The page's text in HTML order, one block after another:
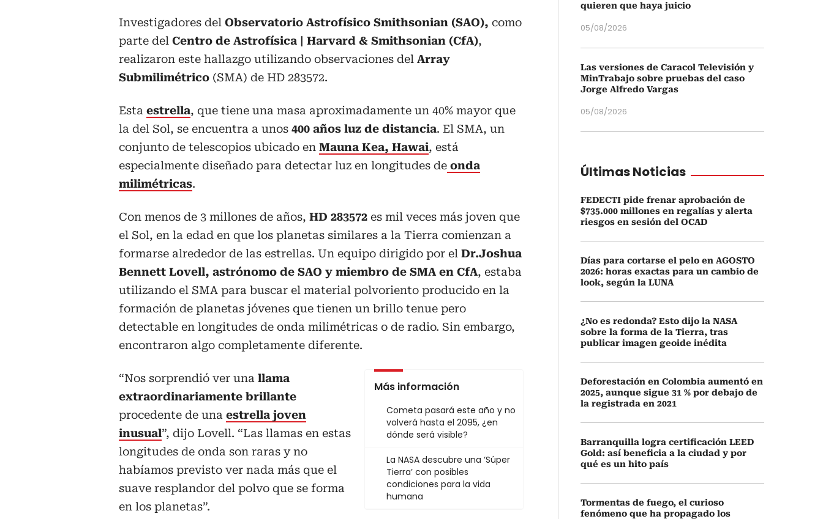
Investigadores del Observatorio Astrofísico Smithsonian (SAO), como
parte del Centro de Astrofísica | Harvard & Smithsonian (CfA),
realizaron este hallazgo utilizando observaciones del Array
Submilimétrico (SMA) de HD 283572.
Esta estrella, que tiene una masa aproximadamente un 40% mayor que
la del Sol, se encuentra a unos 400 años luz de distancia. El SMA, un
conjunto de telescopios ubicado en Mauna Kea, Hawai, está
especialmente diseñado para detectar luz en longitudes de onda
milimétricas.
Con menos de 3 millones de años, HD 283572 es mil veces más joven que
el Sol, en la edad en que los planetas similares a la Tierra comienzan a
formarse alrededor de las estrellas. Un equipo dirigido por el Dr.Joshua
Bennett Lovell, astrónomo de SAO y miembro de SMA en CfA, estaba
utilizando el SMA para buscar el material polvoriento producido en la
formación de planetas jóvenes que tienen un brillo tenue pero
detectable en longitudes de onda milimétricas o de radio. Sin embargo,
encontraron algo completamente diferente.
Más información
Cometa pasará este año y no
volverá hasta el 2095, ¿en
dónde será visible?
La NASA descubre una ‘Súper
Tierra’ con posibles
condiciones para la vida
humana
“Nos sorprendió ver una llama
extraordinariamente brillante
procedente de una estrella joven
inusual”, dijo Lovell. “Las llamas en estas
longitudes de onda son raras y no
habíamos previsto ver nada más que el
suave resplandor del polvo que se forma
en los planetas”.
quieren que haya juicio
05/08/2026
Las versiones de Caracol Televisión y
MinTrabajo sobre pruebas del caso
Jorge Alfredo Vargas
05/08/2026
Últimas Noticias
FEDECTI pide frenar aprobación de
$735.000 millones en regalías y alerta
riesgos en sesión del OCAD
Días para cortarse el pelo en AGOSTO
2026: horas exactas para un cambio de
look, según la LUNA
¿No es redonda? Esto dijo la NASA
sobre la forma de la Tierra, tras
publicar imagen geoide inédita
Deforestación en Colombia aumentó en
2025, aunque sigue 31 % por debajo de
la registrada en 2021
Barranquilla logra certificación LEED
Gold: así beneficia a la ciudad y por
qué es un hito país
Tormentas de fuego, el curioso
fenómeno que ha propagado los